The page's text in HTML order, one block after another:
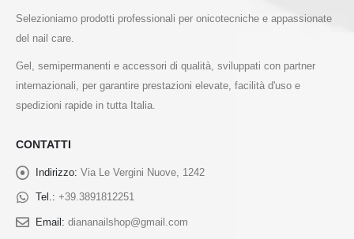
Selezioniamo prodotti professionali per onicotecniche e appassionate
del nail care.
Gel, semipermanenti e accessori di qualità, sviluppati con partner
internazionali, per garantire prestazioni elevate, facilità d'uso e
spedizioni rapide in tutta Italia.
CONTATTI
Indirizzo: Via Le Vergini Nuove, 1242
Tel.: +39.3891812251
Email: diananailshop@gmail.com